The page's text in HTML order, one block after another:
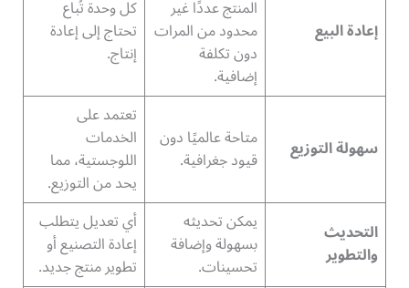
إعادة البيع
المنتج عددًا غير
محدود من المرات
دون تكلفة
إضافية.
كل وحدة تُباع
تحتاج إلى إعادة
إنتاج.
سهولة التوزيع متاحة عالميًا دون
قيود جغرافية.
تعتمد على
الخدمات
اللوجستية، مما
يحد من التوزيع.
التحديث
والتطوير
يمكن تحديثه
بسهولة وإضافة
تحسينات.
أي تعديل يتطلب
إعادة التصنيع أو
تطوير منتج جديد.